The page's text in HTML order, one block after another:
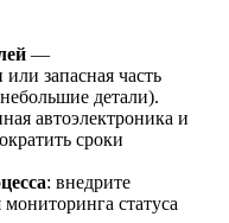
—
запасная часть
детали).
автоэлектроника и
сроки
: внедрите
статуса